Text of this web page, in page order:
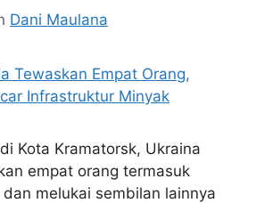
Dani Maulana
Kota Kramatorsk, Ukraina
empat orang termasuk
melukai sembilan lainnya